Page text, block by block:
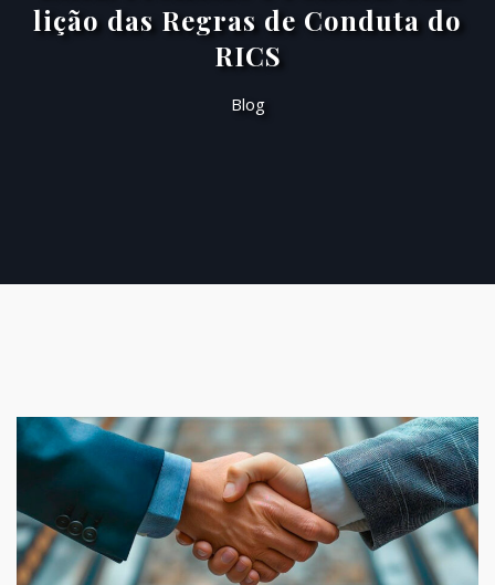
lição das Regras de Conduta do
RICS
Blog